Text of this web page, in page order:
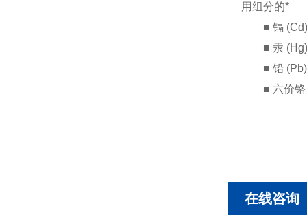
用组分的*
■ 镉
■ 汞
■ 铅
■ 六价铬
在线咨询